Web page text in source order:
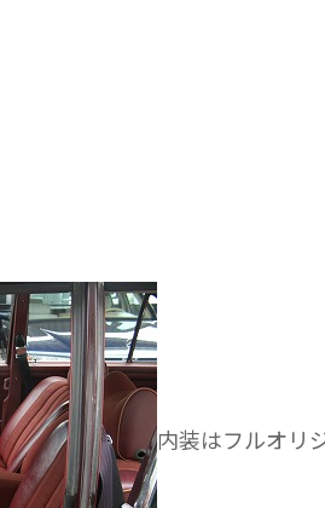
内装はフルオリ